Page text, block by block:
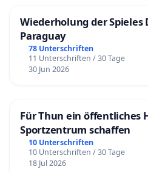
Wiederholung der Spieles
Paraguay
78 Unterschriften
11 Unterschriften / 30 Tage
30 Jun 2026
Für Thun ein öffentliches
Sportzentrum schaffen
10 Unterschriften
10 Unterschriften / 30 Tage
18 Jul 2026